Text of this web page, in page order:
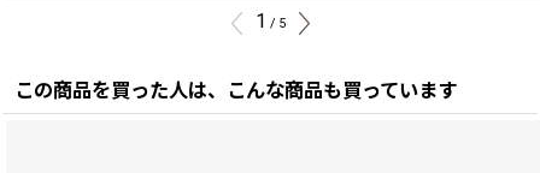
1 / 5
この商品を買った人は、こんな商品も買っています